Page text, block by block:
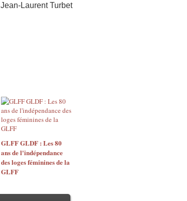
Jean-Laurent Turbet
GLFF GLDF : Les 80
ans de l'indépendance
des loges féminines de la
GLFF